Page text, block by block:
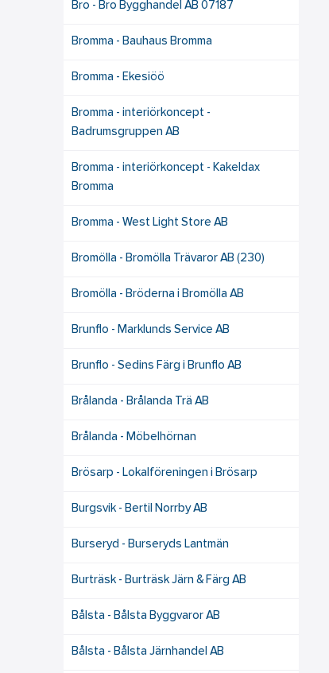
Bro - Bro Bygghandel AB 07187
Bromma - Bauhaus Bromma
Bromma - Ekesiöö
Bromma - interiörkoncept -
Badrumsgruppen AB
Bromma - interiörkoncept - Kakeldax
Bromma
Bromma - West Light Store AB
Bromölla - Bromölla Trävaror AB (230)
Bromölla - Bröderna i Bromölla AB
Brunflo - Marklunds Service AB
Brunflo - Sedins Färg i Brunflo AB
Brålanda - Brålanda Trä AB
Brålanda - Möbelhörnan
Brösarp - Lokalföreningen i Brösarp
Burgsvik - Bertil Norrby AB
Burseryd - Burseryds Lantmän
Burträsk - Burträsk Järn & Färg AB
Bålsta - Bålsta Byggvaror AB
Bålsta - Bålsta Järnhandel AB